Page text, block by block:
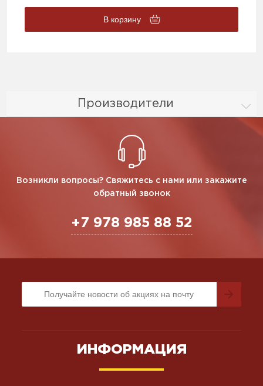
Производители
В корзину
Возникли вопросы? Свяжитесь с нами или закажите
обратный звонок
+7 978 985 88 52
ИНФОРМАЦИЯ